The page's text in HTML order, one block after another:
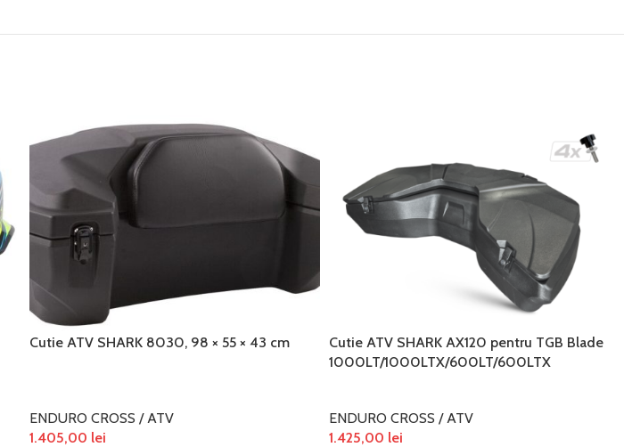
Cutie ATV SHARK 8030, 98 × 55 × 43 cm
ENDURO CROSS / ATV
1.405,00 lei
Cutie ATV SHARK AX120 pentru TGB Blade
1000LT/1000LTX/600LT/600LTX
ENDURO CROSS / ATV
1.425,00 lei